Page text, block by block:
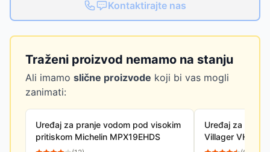
Kontaktirajte nas
Traženi proizvod nemamo na stanju
Ali imamo slične proizvode koji bi vas mogli
zanimati:
Uređaj za pranje vodom pod visokim
pritiskom Michelin MPX19EHDS
Uređaj za
Villager VHW